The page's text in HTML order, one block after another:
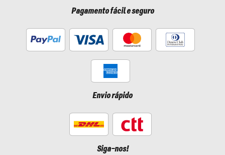
Pagamento fácil e seguro
Envio rápido
Siga-nos!